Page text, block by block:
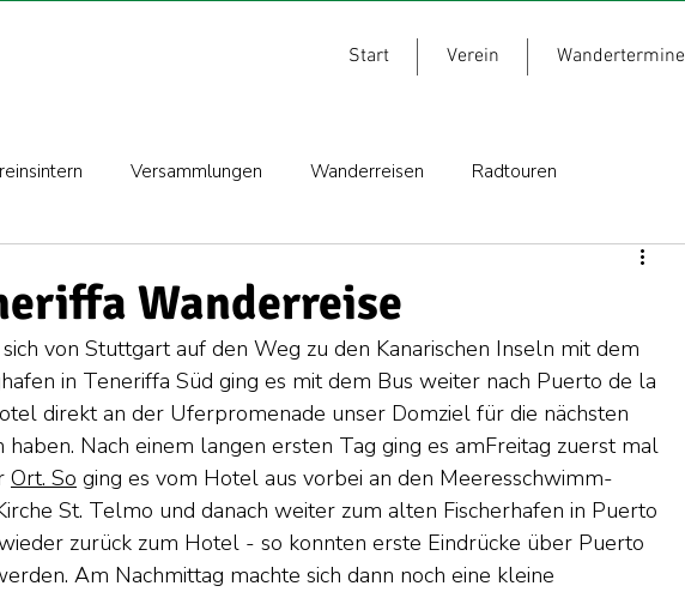
Start Verein Wandertermine
Versammlungen Wanderreisen Radtouren
Wanderreise
von Stuttgart auf den Weg zu den Kanarischen Inseln mit dem
in Teneriffa Süd ging es mit dem Bus weiter nach Puerto de la
direkt an der Uferpromenade unser Domziel für die nächsten
haben. Nach einem langen ersten Tag ging es amFreitag zuerst mal
Ort. So ging es vom Hotel aus vorbei an den Meeresschwimm-
St. Telmo und danach weiter zum alten Fischerhafen in Puerto
zurück zum Hotel - so konnten erste Eindrücke über Puerto
Am Nachmittag machte sich dann noch eine kleine